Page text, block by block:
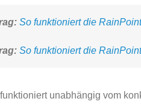
So funktioniert die
So funktioniert die
unabhängig vom